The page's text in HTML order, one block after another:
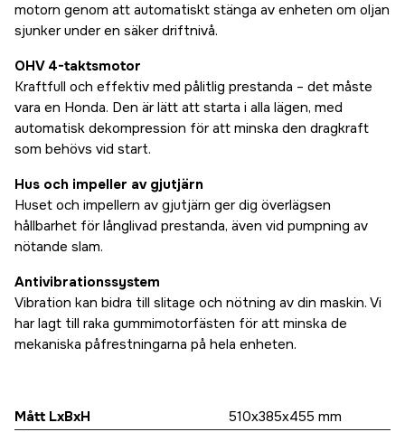
motorn genom att automatiskt stänga av enheten om oljan
sjunker under en säker driftnivå.
OHV 4-taktsmotor
Kraftfull och effektiv med pålitlig prestanda – det måste
vara en Honda. Den är lätt att starta i alla lägen, med
automatisk dekompression för att minska den dragkraft
som behövs vid start.
Hus och impeller av gjutjärn
Huset och impellern av gjutjärn ger dig överlägsen
hållbarhet för långlivad prestanda, även vid pumpning av
nötande slam.
Antivibrationssystem
Vibration kan bidra till slitage och nötning av din maskin. Vi
har lagt till raka gummimotorfästen för att minska de
mekaniska påfrestningarna på hela enheten.
Mått LxBxH
510x385x455 mm